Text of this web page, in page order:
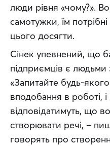
люди рівня «чому?».
самотужки, їм
цього досягти.
Сінек упевнений, що
підприємців є людьми
«Запитайте будь-
вподобання в роботі, і
відповідатимуть, що
створювати речі, –
говорять про